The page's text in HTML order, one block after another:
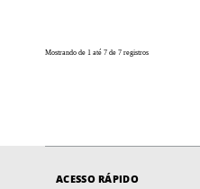
Mostrando de 1 até 7 de 7 registros
ACESSO RÁPIDO